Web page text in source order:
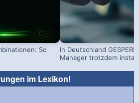
So
In Deutschland
Manager trotzdem
im Lexikon!